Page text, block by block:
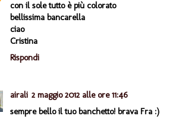
con il sole tutto è più colorato
bellissima bancarella
ciao
Cristina
Rispondi
airali 2 maggio 2012 alle ore 11:46
sempre bello il tuo banchetto! brava Fra :)